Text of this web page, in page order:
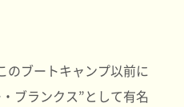
のブートキャンプ以前に
ブランクス”として有名